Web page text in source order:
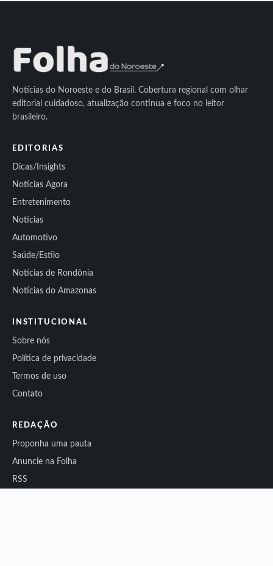
Notícias do Noroeste e do Brasil. Cobertura regional com olhar
editorial cuidadoso, atualização contínua e foco no leitor
brasileiro.
EDITORIAS
Dicas/Insights
Notícias Agora
Entretenimento
Notícias
Automotivo
Saúde/Estilo
Notícias de Rondônia
Notícias do Amazonas
INSTITUCIONAL
Sobre nós
Política de privacidade
Termos de uso
Contato
REDAÇÃO
Proponha uma pauta
Anuncie na Folha
RSS